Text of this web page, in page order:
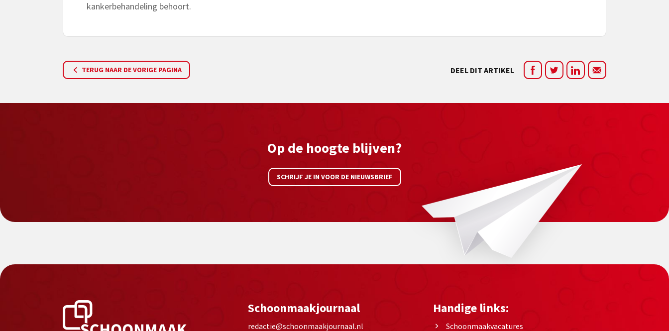
kankerbehandeling behoort.
TERUG NAAR DE VORIGE PAGINA DEEL DIT ARTIKEL
Op de hoogte blijven?
SCHRIJF JE IN VOOR DE NIEUWSBRIEF
Schoonmaakjournaal
redactie@schoonmaakjournaal.nl
Handige links:
Schoonmaakvacatures